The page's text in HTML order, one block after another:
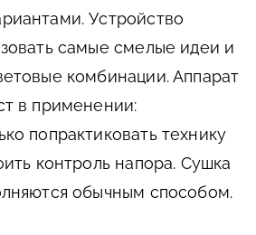
Устройство
самые смелые идеи и
комбинации. Аппарат
в применении:
попрактиковать технику
контроль напора. Сушка
обычным способом.